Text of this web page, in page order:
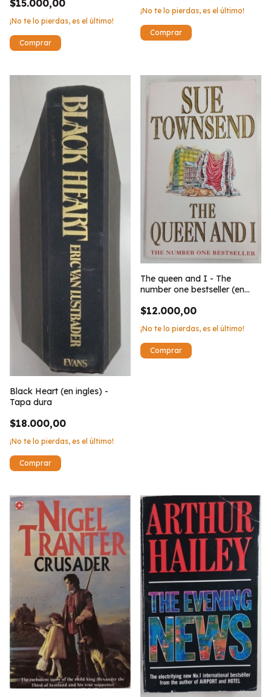
$15.000,00
¡No te lo pierdas, es el último!
¡No te lo pierdas, es el último!
Black Heart (en ingles) -
Tapa dura
$18.000,00
¡No te lo pierdas, es el último!
The queen and I - The
number one bestseller (en
$12.000,00
¡No te lo pierdas, es el último!